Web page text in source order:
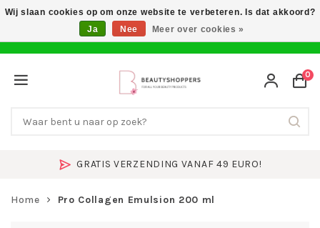
GRATIS VERZENDING VANAF 49 EURO!
0
Home Pro Collagen Emulsion 200 ml
Wij slaan cookies op om onze website te verbeteren. Is dat akkoord?
Ja
Nee Meer over cookies »